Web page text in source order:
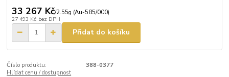
33 267 Kč/2.55g (Au-585/000)
27 493 Kč bez DPH
Přidat do košíku
Číslo produktu:
388-0377
Hlídat cenu / dostupnost